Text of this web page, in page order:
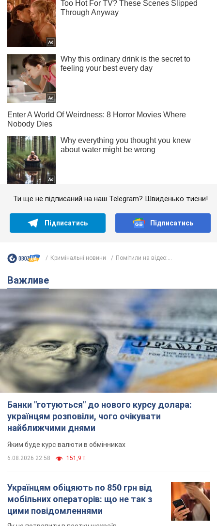
Ти ще не підписаний на наш Telegram? Швиденько тисни!
Підписатись Підписатись
Кримінальні новини Помітили на відео:...
Важливе
Банки "готуються" до нового курсу долара:
українцям розповіли, чого очікувати
найближчими днями
Яким буде курс валюти в обмінниках
6.08.2026 22:58 151,9 т.
Українцям обіцяють по 850 грн від
мобільних операторів: що не так з
цими повідомленнями